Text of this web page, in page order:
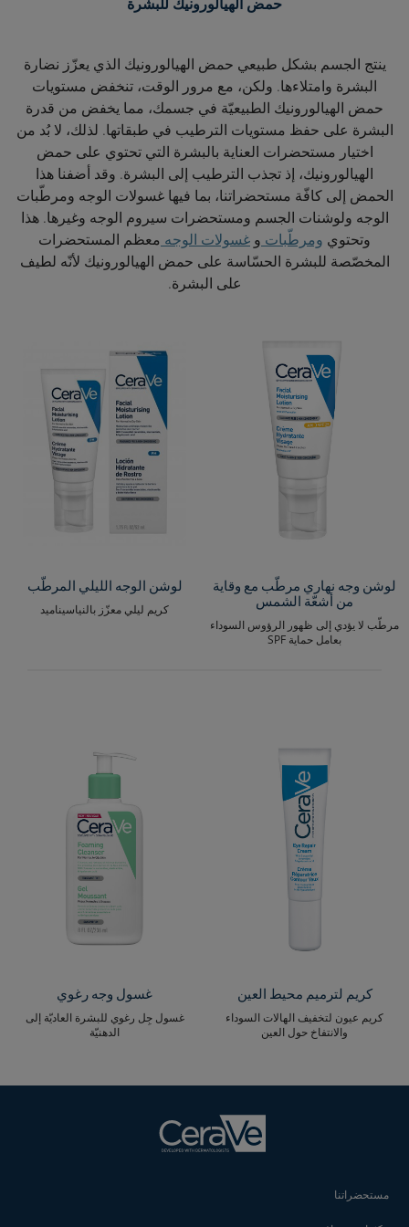
ينتج الجسم بشكل طبيعي حمض الهيالورونيك الذي يعزّز نضارة
البشرة وامتلاءها. ولكن، مع مرور الوقت، تنخفض مستويات
حمض الهيالورونيك الطبيعيّة في جسمك، مما يخفض من قدرة
البشرة على حفظ مستويات الترطيب في طبقاتها. لذلك، لا بُد من
اختيار مستحضرات العناية بالبشرة التي تحتوي على حمض
الهيالورونيك، إذ تجذب الترطيب إلى البشرة. وقد أضفنا هذا
الحمض إلى كافّة مستحضراتنا، بما فيها غسولات الوجه ومرطّبات
الوجه ولوشنات الجسم ومستحضرات سيروم الوجه وغيرها. هذا
وتحتوي ومرطّبات و غسولات الوجه معظم المستحضرات
المخصّصة للبشرة الحسّاسة على حمض الهيالورونيك لأنّه لطيف
على البشرة.
لوشن وجه نهاري مرطّب مع وقاية
من أشعّة الشمس
مرطّب لا يؤدي إلى ظهور الرؤوس السوداء
بعامل حماية SPF
لوشن الوجه الليلي المرطّب
كريم ليلي معزّز بالنياسيناميد
كريم لترميم محيط العين
كريم عيون لتخفيف الهالات السوداء
والانتفاخ حول العين
غسول وجه رغوي
غسول جِل رغوي للبشرة العاديّة إلى
الدهنيّة
مستحضراتنا